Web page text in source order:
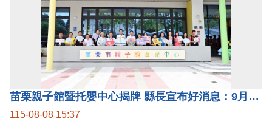
苗栗親子館暨托嬰中心揭牌 縣長宣布好消息：9月1日起調降臨時托嬰費用
115-08-08 15:37